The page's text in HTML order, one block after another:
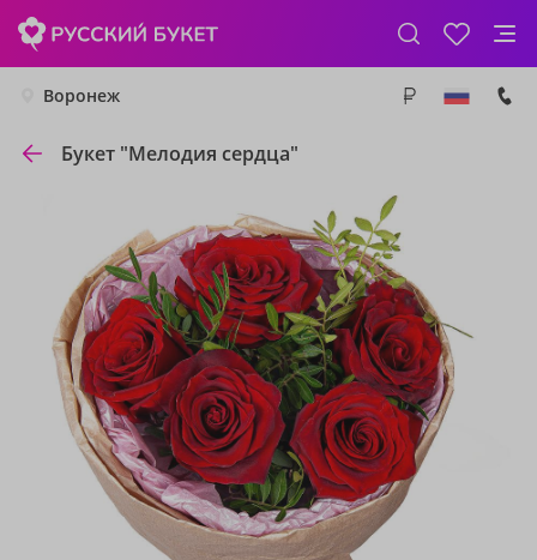
Воронеж
Букет "Мелодия сердца"